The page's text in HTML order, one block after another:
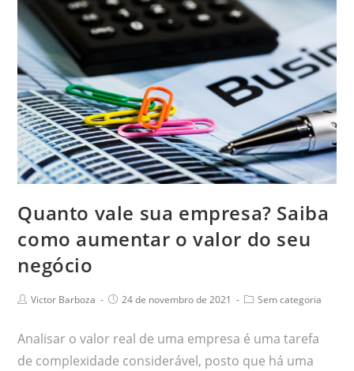
Quanto vale sua empresa? Saiba
como aumentar o valor do seu
negócio
Victor Barboza 24 de novembro de 2021 Sem categoria
Analisar o valor real de uma empresa é uma tarefa
de complexidade considerável, posto que há uma